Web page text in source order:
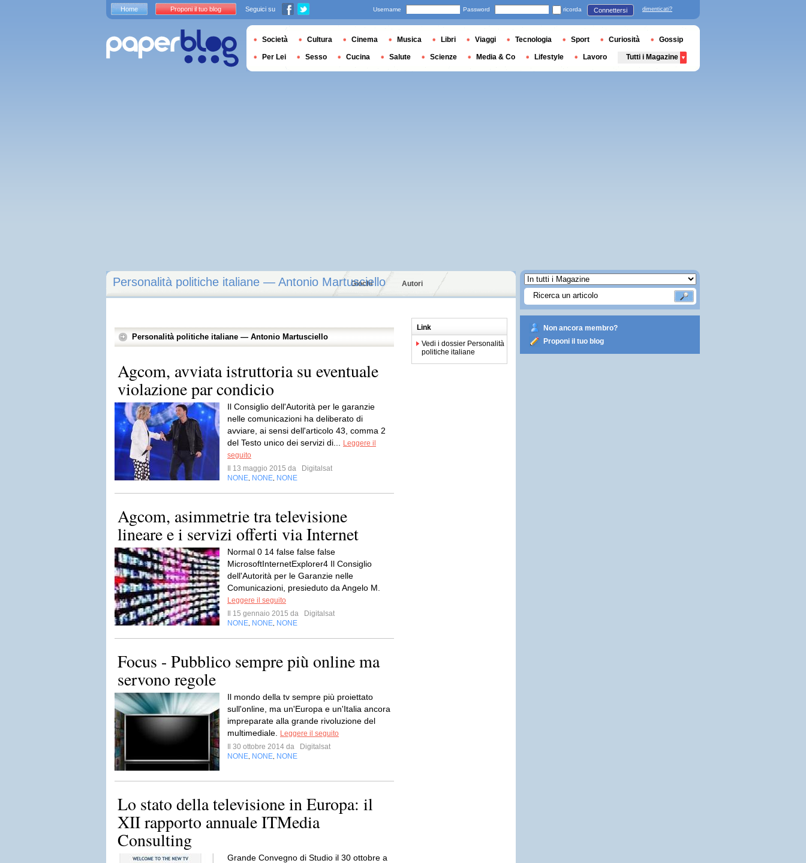
Personalità politiche italiane — Antonio Martusciello
Giochi Autori
Personalità politiche italiane — Antonio Martusciello
Agcom, avviata istruttoria su eventuale
violazione par condicio
Il Consiglio dell'Autorità per le garanzie
nelle comunicazioni ha deliberato di
avviare, ai sensi dell'articolo 43, comma 2
del Testo unico dei servizi di...
Leggere il
seguito
Il 13 maggio 2015 da
Digitalsat
NONE NONE NONE
Agcom, asimmetrie tra televisione
lineare e i servizi offerti via Internet
Normal 0 14 false false false
MicrosoftInternetExplorer4 Il Consiglio
dell'Autorità per le Garanzie nelle
Comunicazioni, presieduto da Angelo M.
Leggere il seguito
Il 15 gennaio 2015 da
Digitalsat
NONE NONE NONE
Focus - Pubblico sempre più online ma
servono regole
Il mondo della tv sempre più proiettato
sull'online, ma un'Europa e un'Italia ancora
impreparate alla grande rivoluzione del
multimediale.
Leggere il seguito
Il 30 ottobre 2014 da
Digitalsat
NONE NONE NONE
Lo stato della televisione in Europa: il
XII rapporto annuale ITMedia
Consulting
Grande Convegno di Studio il 30 ottobre a
Link
Vedi i dossier Personalità
politiche italiane
Non ancora membro?
Proponi il tuo blog
Home Proponi il tuo blog Seguici su Username Password ricorda Connettersi dimenticati?
Società Cultura Cinema Musica Libri Viaggi Tecnologia Sport Curiosità Gossip
Per Lei Sesso Cucina Salute Scienze Media & Co Lifestyle Lavoro Tutti i Magazine